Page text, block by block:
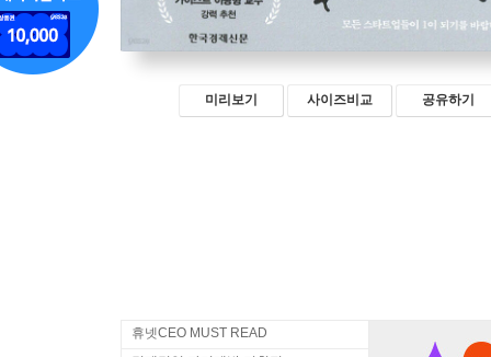
미리보기 사이즈비교 공유하기
휴넷CEO MUST READ